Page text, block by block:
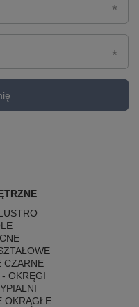
CZARNE
OKRĘGI
OKRĄGŁE